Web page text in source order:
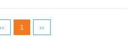
‹‹ 1 ››